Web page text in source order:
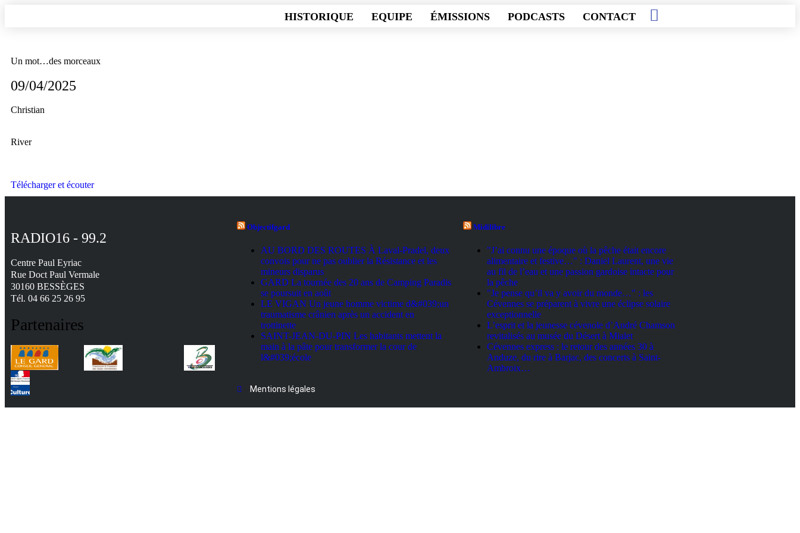
HISTORIQUE EQUIPE ÉMISSIONS PODCASTS CONTACT
Un mot…des morceaux
09/04/2025
Christian
River
Télécharger et écouter
RADIO16 - 99.2
Centre Paul Eyriac
Rue Doct Paul Vermale
30160 BESSÈGES
Tél. 04 66 25 26 95
Partenaires
Objectifgard
AU BORD DES ROUTES À Laval-Pradel, deux
convois pour ne pas oublier la Résistance et les
mineurs disparus
GARD La tournée des 20 ans de Camping Paradis
se poursuit en août
LE VIGAN Un jeune homme victime d&#039;un
traumatisme crânien après un accident en
trottinette
SAINT-JEAN-DU-PIN Les habitants mettent la
main à la pâte pour transformer la cour de
l&#039;école
Mentions légales
Midilibre
"J’ai connu une époque où la pêche était encore
alimentaire et festive…" : Daniel Laurent, une vie
au fil de l’eau et une passion gardoise intacte pour
la pêche
"Je pense qu’il va y avoir du monde…" : les
Cévennes se préparent à vivre une éclipse solaire
exceptionnelle
L’esprit et la jeunesse cévenole d’André Chamson
revitalisés au musée du Désert à Mialet
Cévennes express : le retour des années 30 à
Anduze, du rire à Barjac, des concerts à Saint-
Ambroix…